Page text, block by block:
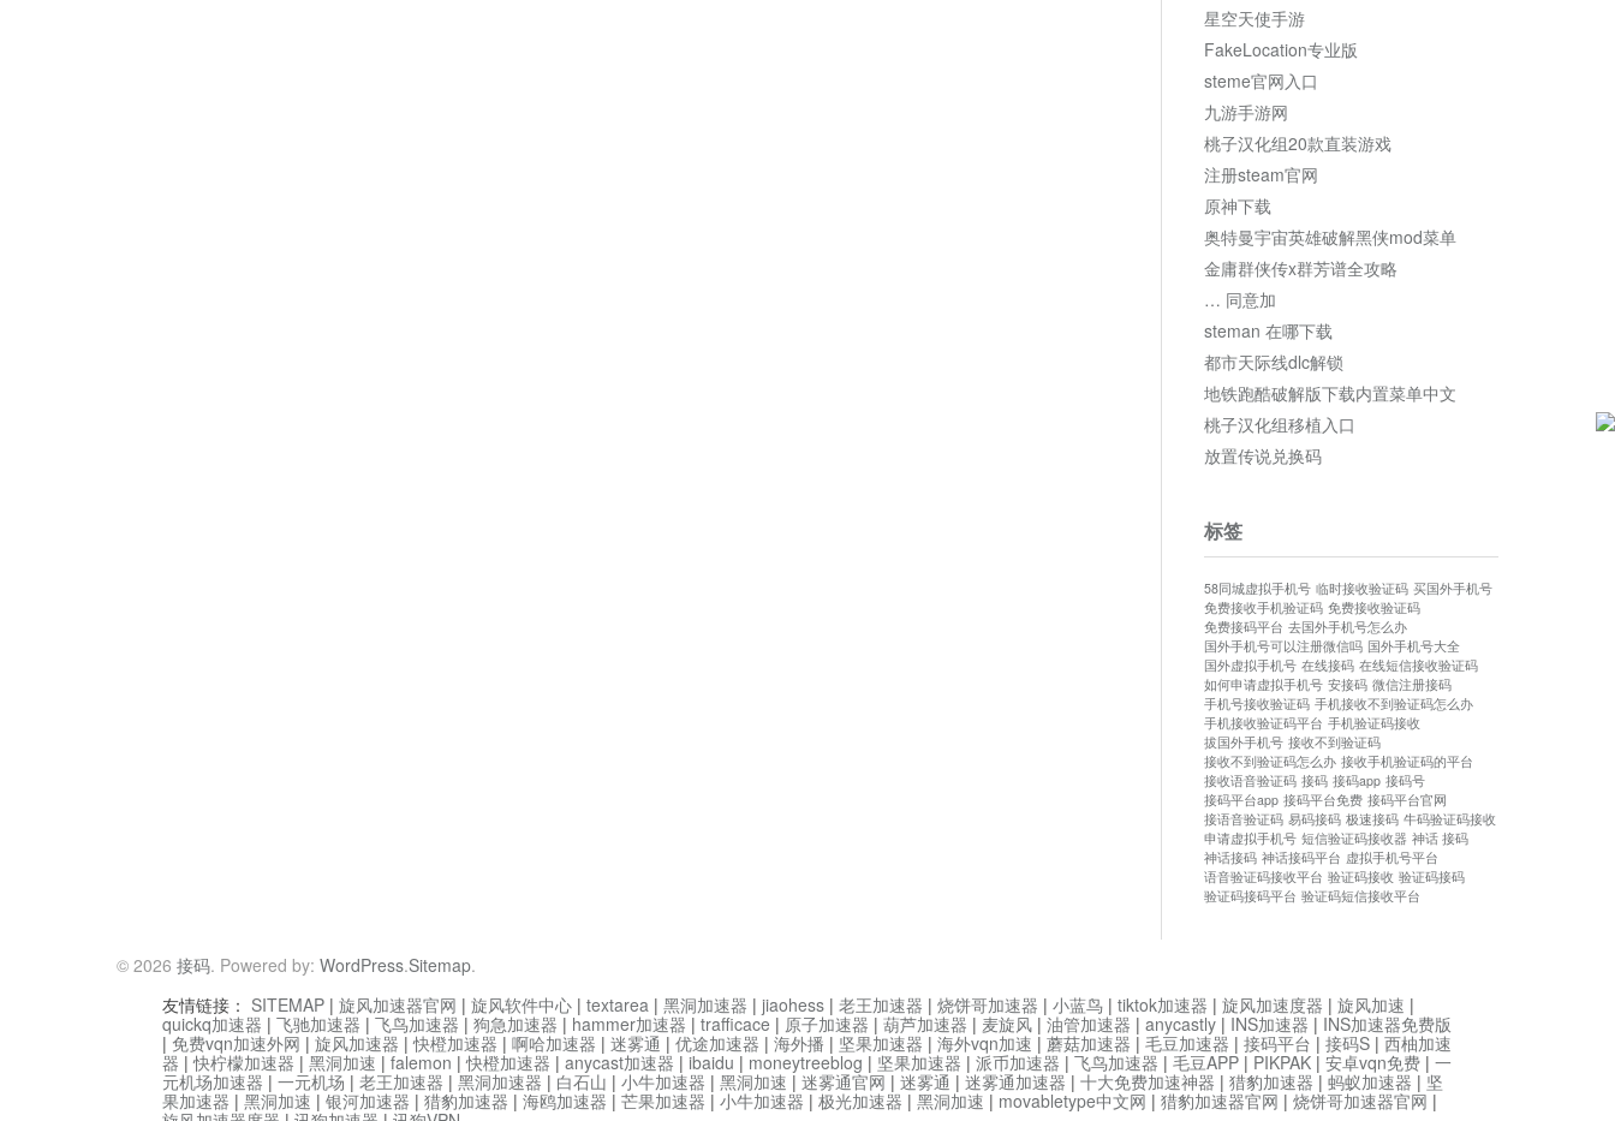
星空天使手游
FakeLocation专业版
steme官网入口
九游手游网
桃子汉化组20款直装游戏
注册steam官网
原神下载
奥特曼宇宙英雄破解黑侠mod菜单
金庸群侠传x群芳谱全攻略
… 同意加
steman 在哪下载
都市天际线dlc解锁
地铁跑酷破解版下载内置菜单中文
桃子汉化组移植入口
放置传说兑换码
标签
58同城虚拟手机号 临时接收验证码 买国外手机号
免费接收手机验证码 免费接收验证码
免费接码平台 去国外手机号怎么办
国外手机号可以注册微信吗 国外手机号大全
国外虚拟手机号 在线接码 在线短信接收验证码
如何申请虚拟手机号 安接码 微信注册接码
手机号接收验证码 手机接收不到验证码怎么办
手机接收验证码平台 手机验证码接收
拔国外手机号 接收不到验证码
接收不到验证码怎么办 接收手机验证码的平台
接收语音验证码 接码 接码app 接码号
接码平台app 接码平台免费 接码平台官网
接语音验证码 易码接码 极速接码 牛码验证码接收
申请虚拟手机号 短信验证码接收器 神话 接码
神话接码 神话接码平台 虚拟手机号平台
语音验证码接收平台 验证码接收 验证码接码
验证码接码平台 验证码短信接收平台
© 2026 接码. Powered by: WordPress.Sitemap.
友情链接： SITEMAP | 旋风加速器官网 | 旋风软件中心 | textarea | 黑洞加速器 | jiaohess | 老王加速器 | 烧饼哥加速器 | 小蓝鸟 | tiktok加速器 | 旋风加速度器 | 旋风加速 |
quickq加速器 | 飞驰加速器 | 飞鸟加速器 | 狗急加速器 | hammer加速器 | trafficace | 原子加速器 | 葫芦加速器 | 麦旋风 | 油管加速器 | anycastly | INS加速器 | INS加速器免费版
| 免费vqn加速外网 | 旋风加速器 |快橙加速器 | 啊哈加速器 | 迷雾通 | 优途加速器 | 海外播 | 坚果加速器 | 海外vqn加速 | 蘑菇加速器 | 毛豆加速器 | 接码平台 | 接码S | 西柚加速
器 |快柠檬加速器 | 黑洞加速 | falemon |快橙加速器 | anycast加速器 | ibaidu | moneytreeblog | 坚果加速器 | 派币加速器 | 飞鸟加速器 | 毛豆APP | PIKPAK | 安卓vqn免费 | 一
元机场加速器 | 一元机场 | 老王加速器 | 黑洞加速器 | 白石山 | 小牛加速器 | 黑洞加速 | 迷雾通官网 | 迷雾通 | 迷雾通加速器 | 十大免费加速神器 | 猎豹加速器 | 蚂蚁加速器 | 坚
果加速器 | 黑洞加速 | 银河加速器 | 猎豹加速器 | 海鸥加速器 | 芒果加速器 | 小牛加速器 | 极光加速器 | 黑洞加速 | movabletype中文网 | 猎豹加速器官网 | 烧饼哥加速器官网 |